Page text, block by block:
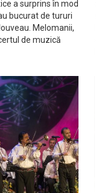
a surprins în mod
bucurat de tururi
Melomanii,
de muzică